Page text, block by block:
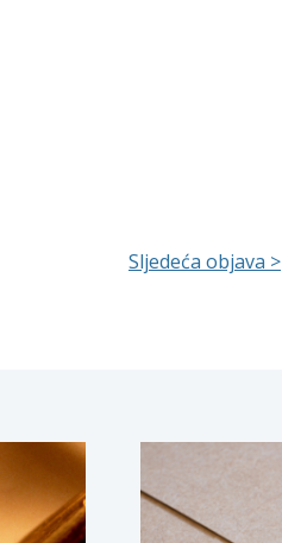
Sljedeća objava >